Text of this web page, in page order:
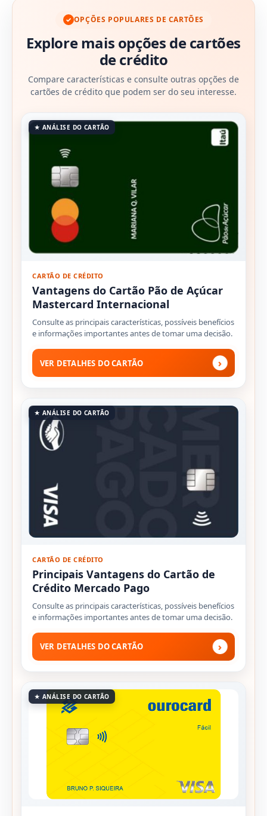
✓ OPÇÕES POPULARES DE CARTÕES
Explore mais opções de cartões
de crédito
Compare características e consulte outras opções de
cartões de crédito que podem ser do seu interesse.
★ ANÁLISE DO CARTÃO
CARTÃO DE CRÉDITO
Vantagens do Cartão Pão de Açúcar
Mastercard Internacional
Consulte as principais características, possíveis benefícios
e informações importantes antes de tomar uma decisão.
VER DETALHES DO CARTÃO ›
★ ANÁLISE DO CARTÃO
CARTÃO DE CRÉDITO
Principais Vantagens do Cartão de
Crédito Mercado Pago
Consulte as principais características, possíveis benefícios
e informações importantes antes de tomar uma decisão.
VER DETALHES DO CARTÃO ›
★ ANÁLISE DO CARTÃO